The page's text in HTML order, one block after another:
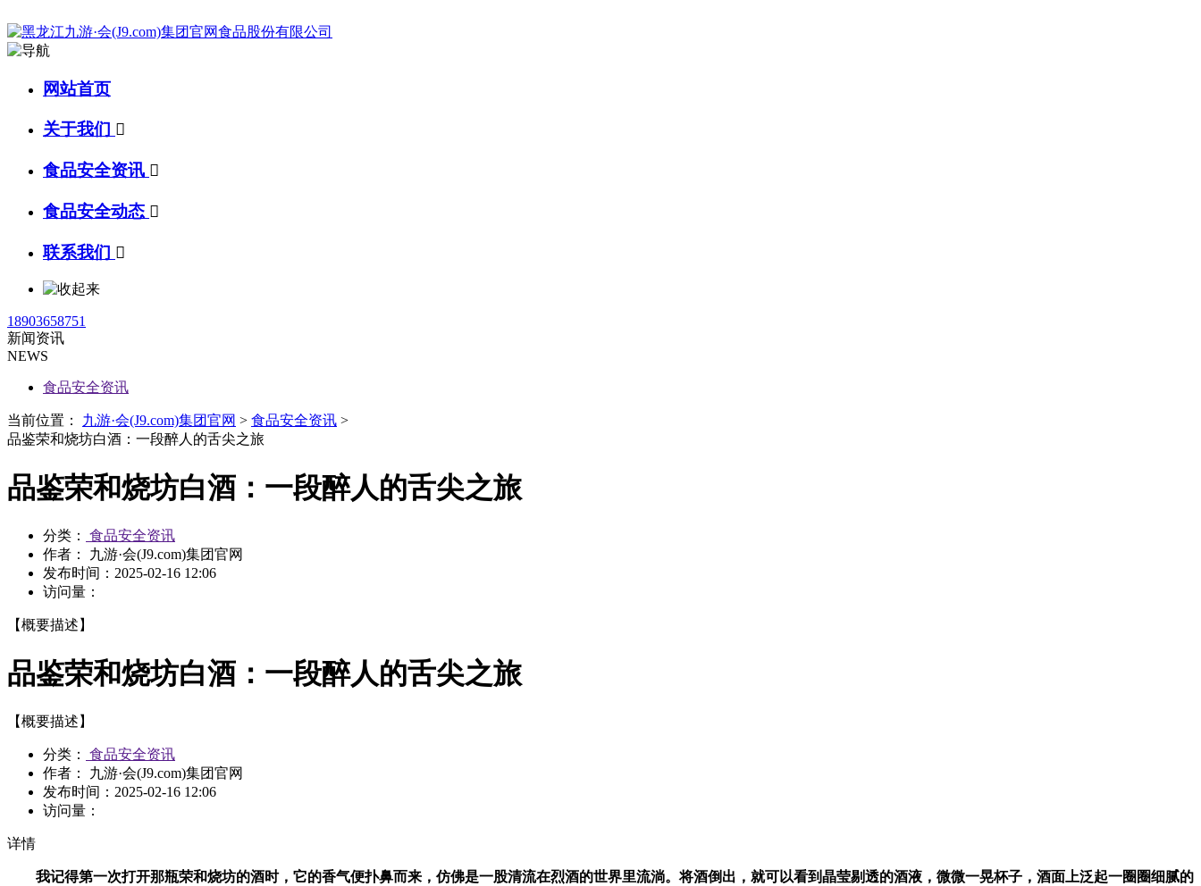
网站首页
关于我们 
食品安全资讯 
食品安全动态 
联系我们 
18903658751
新闻资讯
NEWS
食品安全资讯
当前位置： 九游·会(J9.com)集团官网 > 食品安全资讯 >
品鉴荣和烧坊白酒：一段醉人的舌尖之旅
品鉴荣和烧坊白酒：一段醉人的舌尖之旅
分类：
食品安全资讯
作者： 九游·会(J9.com)集团官网
发布时间： 2025-02-16 12:06
访问量：
【概要描述】
品鉴荣和烧坊白酒：一段醉人的舌尖之旅
【概要描述】
分类：
食品安全资讯
作者： 九游·会(J9.com)集团官网
发布时间： 2025-02-16 12:06
访问量：
详情
我记得第一次打开那瓶荣和烧坊的酒时，它的香气便扑鼻而来，仿佛是一股清流在烈酒的世界里流淌。将酒倒出，就可以看到晶莹剔透的酒液，微微一晃杯子，酒面上泛起一圈圈细腻的